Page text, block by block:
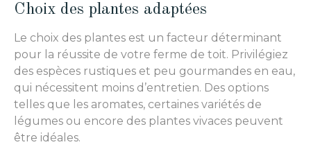
Choix des plantes adaptées
Le choix des plantes est un facteur déterminant
pour la réussite de votre ferme de toit. Privilégiez
des espèces rustiques et peu gourmandes en eau,
qui nécessitent moins d’entretien. Des options
telles que les aromates, certaines variétés de
légumes ou encore des plantes vivaces peuvent
être idéales.